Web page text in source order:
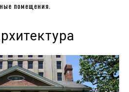
помещения.